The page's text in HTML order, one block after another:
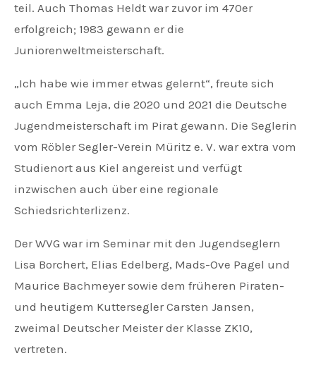
teil. Auch Thomas Heldt war zuvor im 470er
erfolgreich; 1983 gewann er die
Juniorenweltmeisterschaft.
„Ich habe wie immer etwas gelernt“, freute sich
auch Emma Leja, die 2020 und 2021 die Deutsche
Jugendmeisterschaft im Pirat gewann. Die Seglerin
vom Röbler Segler-Verein Müritz e. V. war extra vom
Studienort aus Kiel angereist und verfügt
inzwischen auch über eine regionale
Schiedsrichterlizenz.
Der WVG war im Seminar mit den Jugendseglern
Lisa Borchert, Elias Edelberg, Mads-Ove Pagel und
Maurice Bachmeyer sowie dem früheren Piraten-
und heutigem Kuttersegler Carsten Jansen,
zweimal Deutscher Meister der Klasse ZK10,
vertreten.